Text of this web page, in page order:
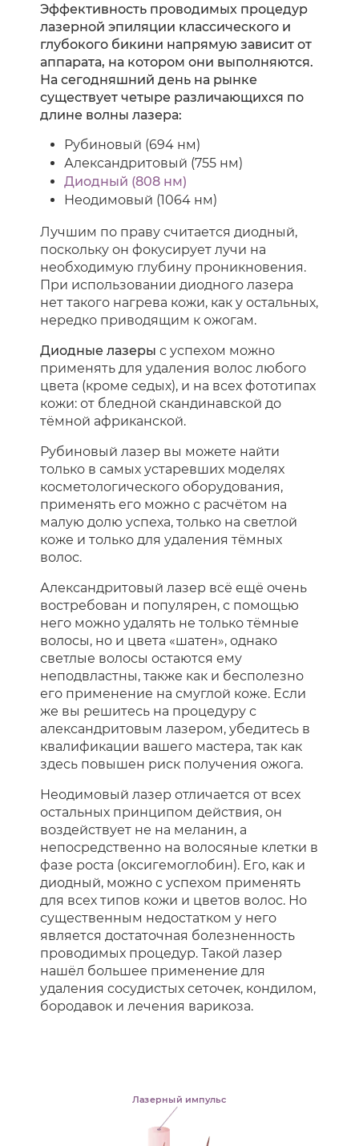
Эффективность проводимых процедур
лазерной эпиляции классического и
глубокого бикини напрямую зависит от
аппарата, на котором они выполняются.
На сегодняшний день на рынке
существует четыре различающихся по
длине волны лазера:
Рубиновый (694 нм)
Александритовый (755 нм)
Диодный (808 нм)
Неодимовый (1064 нм)
Лучшим по праву считается диодный,
поскольку он фокусирует лучи на
необходимую глубину проникновения.
При использовании диодного лазера
нет такого нагрева кожи, как у остальных,
нередко приводящим к ожогам.
Диодные лазеры с успехом можно
применять для удаления волос любого
цвета (кроме седых), и на всех фототипах
кожи: от бледной скандинавской до
тёмной африканской.
Рубиновый лазер вы можете найти
только в самых устаревших моделях
косметологического оборудования,
применять его можно с расчётом на
малую долю успеха, только на светлой
коже и только для удаления тёмных
волос.
Александритовый лазер всё ещё очень
востребован и популярен, с помощью
него можно удалять не только тёмные
волосы, но и цвета «шатен», однако
светлые волосы остаются ему
неподвластны, также как и бесполезно
его применение на смуглой коже. Если
же вы решитесь на процедуру с
александритовым лазером, убедитесь в
квалификации вашего мастера, так как
здесь повышен риск получения ожога.
Неодимовый лазер отличается от всех
остальных принципом действия, он
воздействует не на меланин, а
непосредственно на волосяные клетки в
фазе роста (оксигемоглобин). Его, как и
диодный, можно с успехом применять
для всех типов кожи и цветов волос. Но
существенным недостатком у него
является достаточная болезненность
проводимых процедур. Такой лазер
нашёл большее применение для
удаления сосудистых сеточек, кондилом,
бородавок и лечения варикоза.